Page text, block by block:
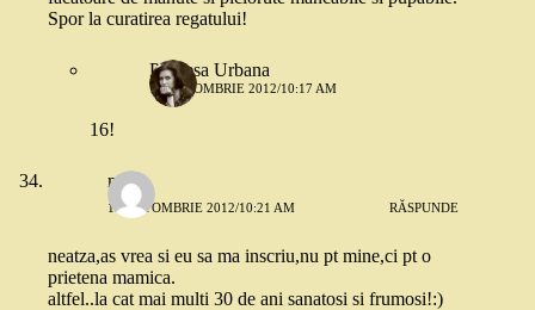
Spor la curatirea regatului!
Printesa Urbana
18 OCTOMBRIE 2012/10:17 AM
16!
mb
18 OCTOMBRIE 2012/10:21 AM RĂSPUNDE
neatza,as vrea si eu sa ma inscriu,nu pt mine,ci pt o
prietena mamica.
altfel..la cat mai multi 30 de ani sanatosi si frumosi!:)